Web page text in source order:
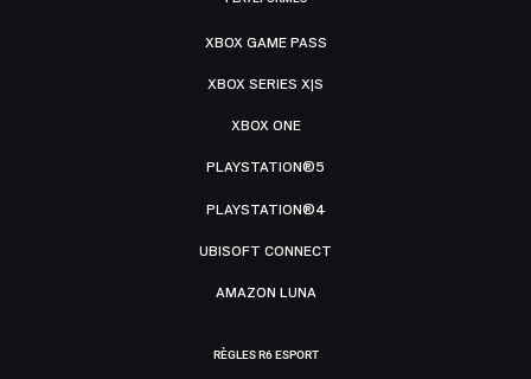
XBOX GAME PASS
XBOX SERIES X|S
XBOX ONE
PLAYSTATION®5
PLAYSTATION®4
UBISOFT CONNECT
AMAZON LUNA
RÈGLES R6 ESPORT